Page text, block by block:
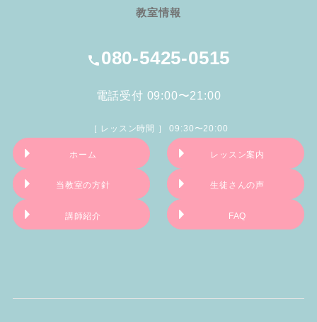
教室情報
080-5425-0515
電話受付 09:00〜21:00
［ レッスン時間 ］ 09:30〜20:00
ホーム
当教室の方針
講師紹介
レッスン案内
生徒さんの声
FAQ